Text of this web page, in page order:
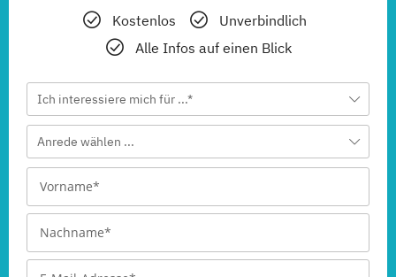
Kostenlos
Unverbindlich
Alle Infos auf einen Blick
Ich interessiere mich für ...*
Anrede wählen ...